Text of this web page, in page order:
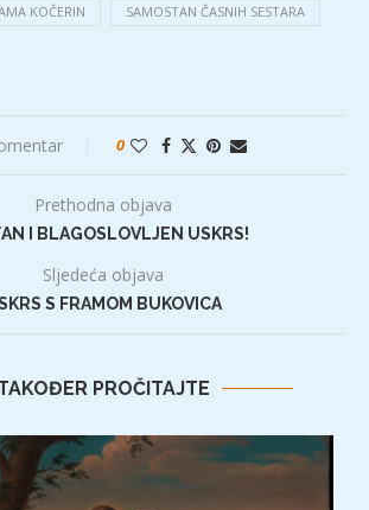
KOČERIN SAMOSTAN ČASNIH SESTARA
0
Prethodna objava
I BLAGOSLOVLJEN USKRS!
Sljedeća objava
S FRAMOM BUKOVICA
PROČITAJTE